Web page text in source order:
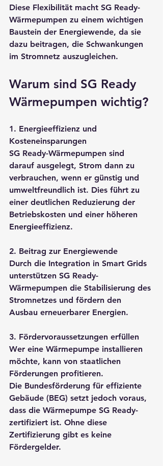
Diese Flexibilität macht SG Ready-
Wärmepumpen zu einem wichtigen
Baustein der Energiewende, da sie
dazu beitragen, die Schwankungen
im Stromnetz auszugleichen.
Warum sind SG Ready
Wärmepumpen wichtig?
1. Energieeffizienz und
Kosteneinsparungen
SG Ready-Wärmepumpen sind
darauf ausgelegt, Strom dann zu
verbrauchen, wenn er günstig und
umweltfreundlich ist. Dies führt zu
einer deutlichen Reduzierung der
Betriebskosten und einer höheren
Energieeffizienz.
2. Beitrag zur Energiewende
Durch die Integration in Smart Grids
unterstützen SG Ready-
Wärmepumpen die Stabilisierung des
Stromnetzes und fördern den
Ausbau erneuerbarer Energien.
3. Fördervoraussetzungen erfüllen
Wer eine Wärmepumpe installieren
möchte, kann von staatlichen
Förderungen profitieren.
Die Bundesförderung für effiziente
Gebäude (BEG) setzt jedoch voraus,
dass die Wärmepumpe SG Ready-
zertifiziert ist. Ohne diese
Zertifizierung gibt es keine
Fördergelder.